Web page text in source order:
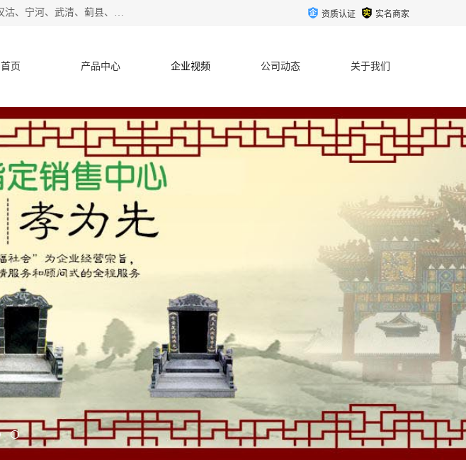
*主营范围：永安陵公墓,永乐园公墓,兰生园公墓,玉佛寺寝宫等墓地，覆盖天津市内及塘沽、大港、汉沽、宁河、武清、蓟县、静海、廊坊、北京、沧州等区域本中心由中国公墓网、天津公墓网、中国陵网、中国周易学会联合推举，我们的团队将会以优质的服务，竭诚为您服务，期待您的来电。 资质认证 实名商家
首页 产品中心 企业视频 公司动态 关于我们